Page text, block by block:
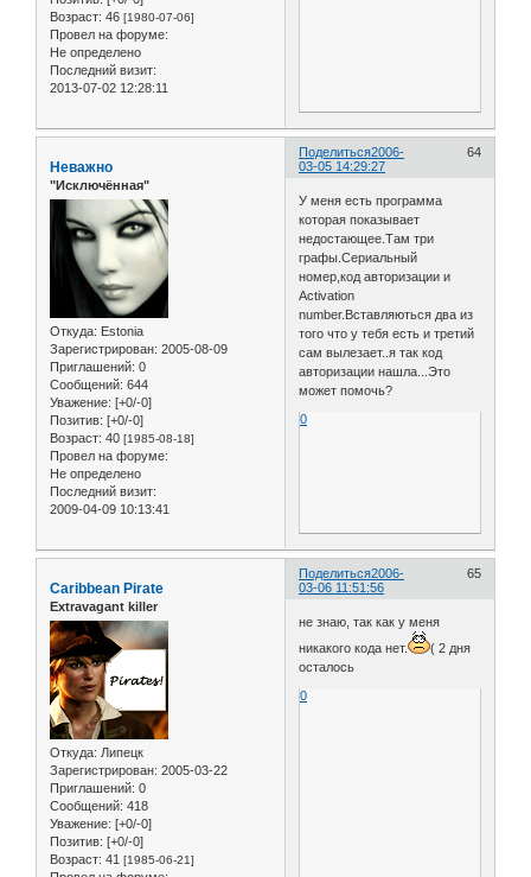
Возраст: 46 [1980-07-06]
Провел на форуме:
Не определено
Последний визит:
2013-07-02 12:28:11
Поделиться 64
2006-
03-05 14:29:27
Неважно
"Исключённая"
Откуда: Estonia
Зарегистрирован: 2005-08-09
Приглашений: 0
Сообщений: 644
Уважение: [+0/-0]
Позитив: [+0/-0]
Возраст: 40 [1985-08-18]
Провел на форуме:
Не определено
Последний визит:
2009-04-09 10:13:41
У меня есть программа
которая показывает
недостающее.Там три
графы.Сериальный
номер,код авторизации и
Activation
number.Вставляються два из
того что у тебя есть и третий
сам вылезает..я так код
авторизации нашла...Это
может помочь?
0
Поделиться 65
2006-
03-06 11:51:56
Caribbean Pirate
Extravagant killer
Откуда: Липецк
Зарегистрирован: 2005-03-22
Приглашений: 0
Сообщений: 418
Уважение: [+0/-0]
Позитив: [+0/-0]
Возраст: 41 [1985-06-21]
не знаю, так как у меня
никакого кода нет.
( 2 дня
осталось
0